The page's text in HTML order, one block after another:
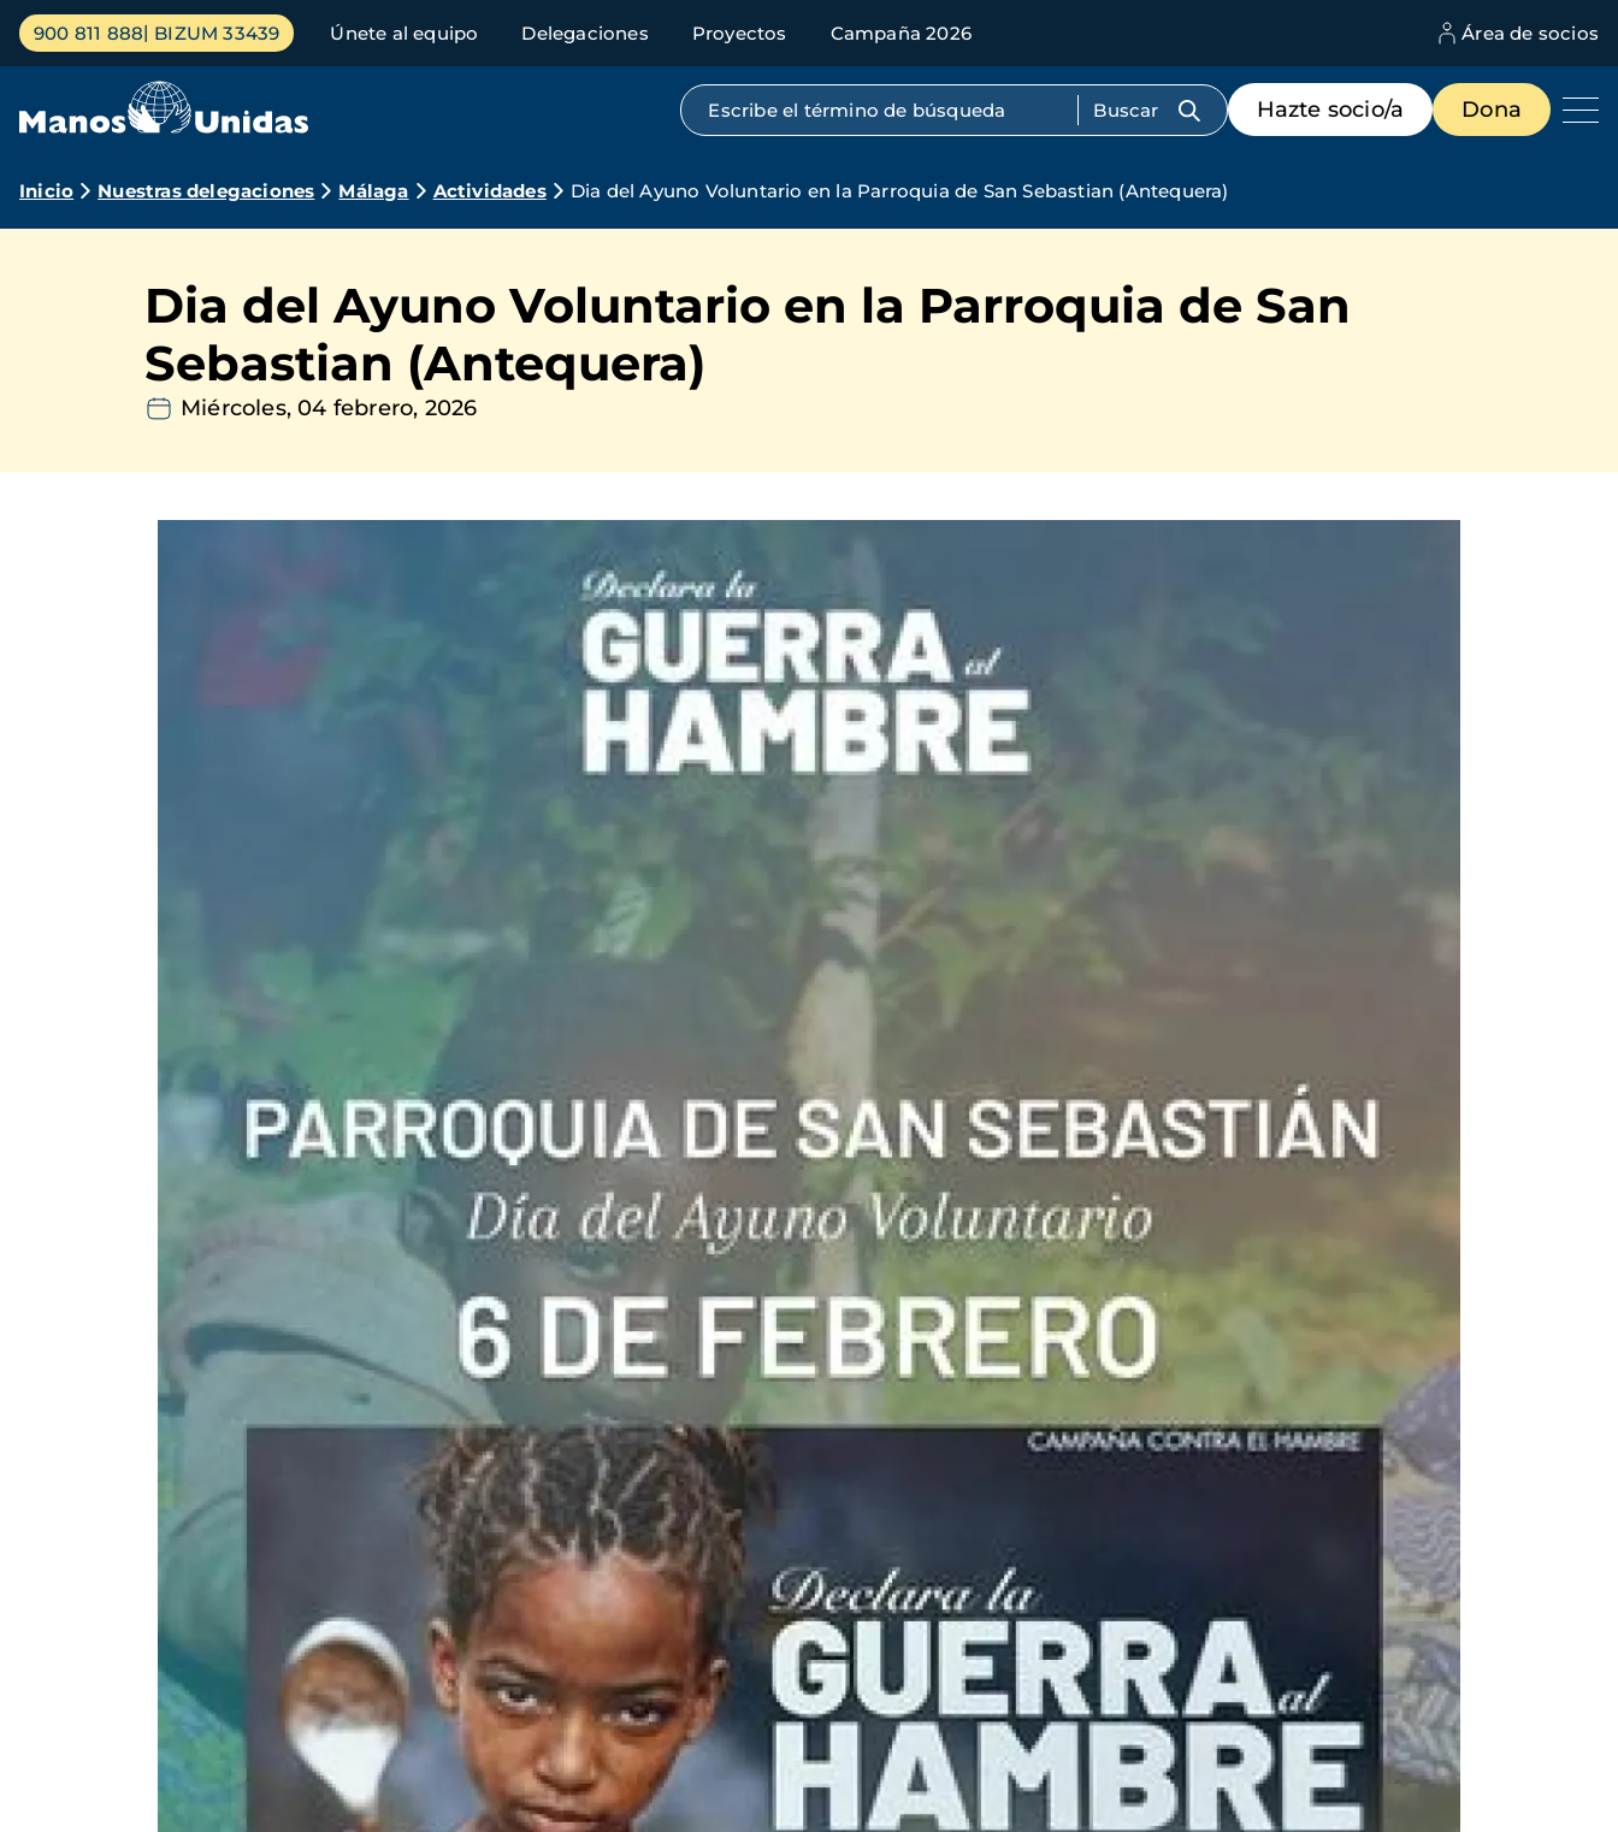
Pasar
contenido
Menú
principal
900 811 888 BIZUM 33439 Únete al equipo Delegaciones Proyectos Campaña 2026 Área de socios
Búsqueda por texto completo
Menú
de
destacados
Hazte socio/a Dona
Ruta
navegación
Inicio Nuestras delegaciones Málaga Actividades Dia del Ayuno Voluntario en la Parroquia de San Sebastian (Antequera)
Dia del Ayuno Voluntario en la Parroquia de San
Sebastian (Antequera)
Miércoles, 04 febrero, 2026